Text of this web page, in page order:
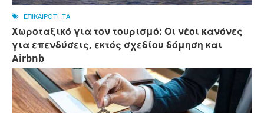
ΕΠΙΚΑΙΡΟΤΗΤΑ
Χωροταξικό για τον τουρισμό: Οι νέοι κανόνες
για επενδύσεις, εκτός σχεδίου δόμηση και
Αirbnb